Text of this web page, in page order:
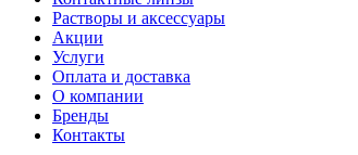
Растворы и аксессуары
Акции
Услуги
Оплата и доставка
О компании
Бренды
Контакты